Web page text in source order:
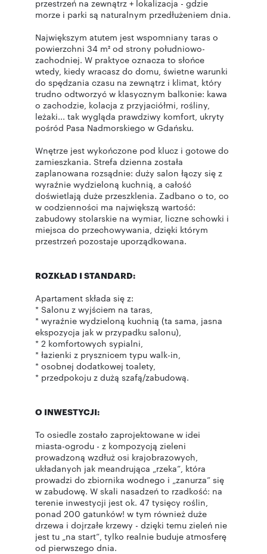
przestrzeń na zewnątrz + lokalizacja - gdzie
morze i parki są naturalnym przedłużeniem dnia.
Największym atutem jest wspomniany taras o
powierzchni 34 m² od strony południowo-
zachodniej. W praktyce oznacza to słońce
wtedy, kiedy wracasz do domu, świetne warunki
do spędzania czasu na zewnątrz i klimat, który
trudno odtworzyć w klasycznym balkonie: kawa
o zachodzie, kolacja z przyjaciółmi, rośliny,
leżaki... tak wygląda prawdziwy komfort, ukryty
pośród Pasa Nadmorskiego w Gdańsku.
Wnętrze jest wykończone pod klucz i gotowe do
zamieszkania. Strefa dzienna została
zaplanowana rozsądnie: duży salon łączy się z
wyraźnie wydzieloną kuchnią, a całość
doświetlają duże przeszklenia. Zadbano o to, co
w codzienności ma największą wartość:
zabudowy stolarskie na wymiar, liczne schowki i
miejsca do przechowywania, dzięki którym
przestrzeń pozostaje uporządkowana.
ROZKŁAD I STANDARD:
Apartament składa się z:
* Salonu z wyjściem na taras,
* wyraźnie wydzieloną kuchnią (ta sama, jasna
ekspozycja jak w przypadku salonu),
* 2 komfortowych sypialni,
* łazienki z prysznicem typu walk-in,
* osobnej dodatkowej toalety,
* przedpokoju z dużą szafą/zabudową.
O INWESTYCJI:
To osiedle zostało zaprojektowane w idei
miasta-ogrodu - z kompozycją zieleni
prowadzoną wzdłuż osi krajobrazowych,
układanych jak meandrująca „rzeka”, która
prowadzi do zbiornika wodnego i „zanurza” się
w zabudowę. W skali nasadzeń to rzadkość: na
terenie inwestycji jest ok. 47 tysięcy roślin,
ponad 200 gatunków! w tym również duże
drzewa i dojrzałe krzewy - dzięki temu zieleń nie
jest tu „na start”, tylko realnie buduje atmosferę
od pierwszego dnia.